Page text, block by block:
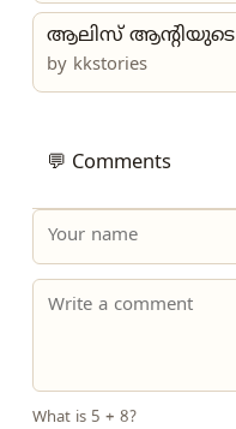
ആലിസ്
by kkstories
💬 Comments
What is 5 + 8?